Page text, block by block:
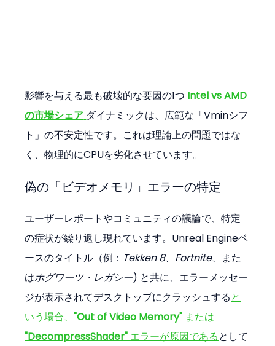
影響を与える最も破壊的な要因の1つ Intel vs AMD
の市場シェア ダイナミックは、広範な「Vminシフ
ト」の不安定性です。これは理論上の問題ではな
く、物理的にCPUを劣化させています。
偽の「ビデオメモリ」エラーの特定
ユーザーレポートやコミュニティの議論で、特定
の症状が繰り返し現れています。Unreal Engineベ
ースのタイトル（例： Tekken 8、 Fortnite、また
はホグワーツ・レガシー) と共に、エラーメッセー
ジが表示されてデスクトップにクラッシュすると
いう場合、"Out of Video Memory" または
"DecompressShader" エラーが原因であるとして